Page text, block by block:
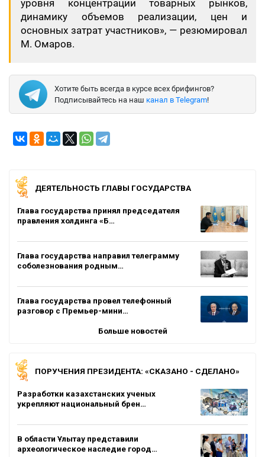
уровня концентрации товарных рынков,
динамику объемов реализации, цен и
основных затрат участников», — резюмировал
М. Омаров.
Хотите быть всегда в курсе всех брифингов?
Подписывайтесь на наш канал в Telegram!
ДЕЯТЕЛЬНОСТЬ ГЛАВЫ ГОСУДАРСТВА
Глава государства принял председателя
правления холдинга «Б…
Глава государства направил телеграмму
соболезнования родным…
Глава государства провел телефонный
разговор с Премьер-мини…
Больше новостей
ПОРУЧЕНИЯ ПРЕЗИДЕНТА: «СКАЗАНО - СДЕЛАНО»
Разработки казахстанских ученых
укрепляют национальный брен…
В области Ұлытау представили
археологическое наследие город…